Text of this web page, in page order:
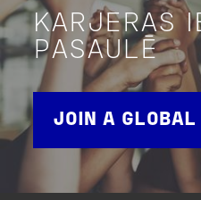
KARJERAS
PASAULĒ
JOIN A GLOBAL